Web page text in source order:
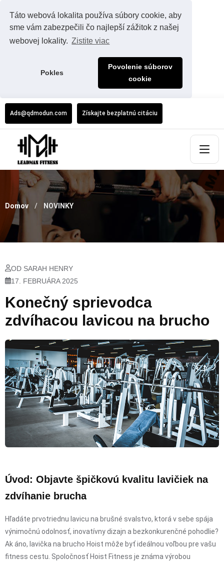
Táto webová lokalita používa súbory cookie, aby
sme vám zabezpečili čo najlepší zážitok z našej
webovej lokality. Zistite viac
Pokles
Povolenie súborov
cookie
Ads@qdmodun.com Získajte bezplatnú citáciu
Domov NOVINKY
OD SARAH HENRY
17. FEBRUÁRA 2025
Konečný sprievodca
zdvíhacou lavicou na brucho
Úvod: Objavte špičkovú kvalitu lavičiek na
zdvíhanie brucha
Hľadáte prvotriednu lavicu na brušné svalstvo, ktorá v sebe spája
výnimočnú odolnosť, inovatívny dizajn a bezkonkurenčné pohodlie?
Ak áno, lavička na brucho Hoist môže byť ideálnou voľbou pre vašu
fitness cestu. Spoločnosť Hoist Fitness je známa výrobou